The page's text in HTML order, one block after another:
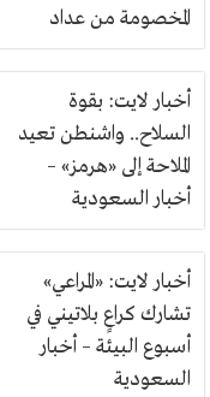
المخصومة من عداد
الكهرباء
أخبار لايت: بقوة
السلاح.. واشنطن تعيد
الملاحة إلى «هرمز» –
أخبار السعودية
أخبار لايت: «المراعي»
تشارك كراعٍ بلاتيني في
أسبوع البيئة – أخبار
السعودية